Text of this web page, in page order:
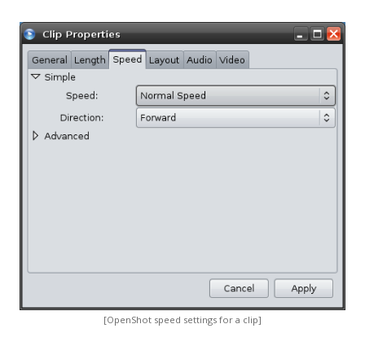
[OpenShot speed settings for a clip]